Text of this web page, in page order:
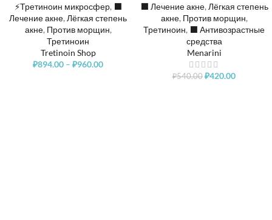
⚡Третиноин микросфер, ⬛️
Лечение акне, Лёгкая степень
акне, Против морщин,
Третиноин
Tretinoin Shop
₽894.00 – ₽960.00
⬛️ Лечение акне, Лёгкая степень
акне, Против морщин,
Третиноин, ⬛️ Антивозрастные
средства
Menarini
₽540.00 ₽420.00